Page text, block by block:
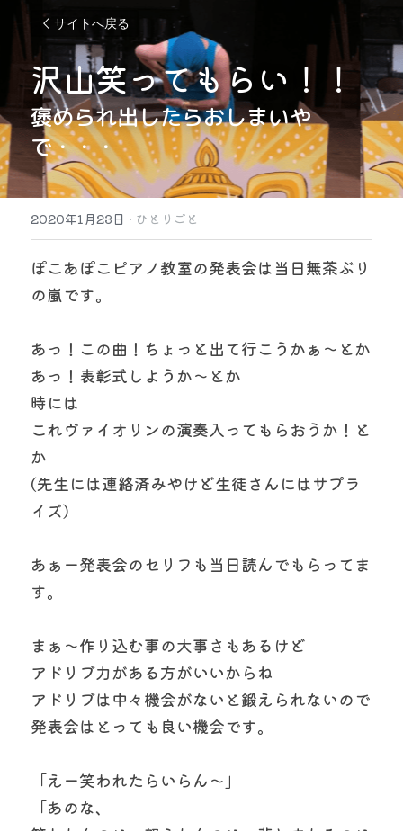
サイトへ戻る
沢山笑ってもらい！！
褒められ出したらおしまいや
で・・・
2020年1月23日 · ひとりごと
ぽこあぽこピアノ教室の発表会は当日無茶ぶり
の嵐です。
あっ！この曲！ちょっと出て行こうかぁ〜とか
あっ！表彰式しようか〜とか
時には
これヴァイオリンの演奏入ってもらおうか！と
か
(先生には連絡済みやけど生徒さんにはサプラ
イズ)
あぁー発表会のセリフも当日読んでもらってま
す。
まぁ〜作り込む事の大事さもあるけど
アドリブ力がある方がいいからね
アドリブは中々機会がないと鍛えられないので
発表会はとっても良い機会です。
「えー笑われたらいらん〜」
「あのな、